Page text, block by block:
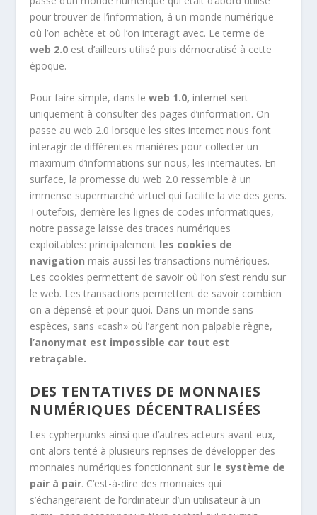
pour trouver de l’information, à un monde numérique
où l’on achète et où l’on interagit avec. Le terme de
web 2.0 est d’ailleurs utilisé puis démocratisé à cette
époque.
Pour faire simple, dans leweb 1.0, internet sert
uniquement à consulter des pages d’information. On
passe au web 2.0 lorsque les sites internet nous font
interagir de différentes manières pour collecter un
maximum d’informations sur nous, les internautes. En
surface, la promesse du web 2.0 ressemble à un
immense supermarché virtuel qui facilite la vie des gens.
Toutefois, derrière les lignes de codes informatiques,
notre passage laisse des traces numériques
exploitables: principalement les cookies de
navigation mais aussi les transactions numériques.
Les cookies permettent de savoir où l’on s’est rendu sur
le web. Les transactions permettent de savoir combien
on a dépensé et pour quoi. Dans un monde sans
espèces, sans «cash» où l’argent non palpable règne,
l’anonymat est impossible car tout est
retraçable.
DES TENTATIVES DE MONNAIES
NUMÉRIQUES DÉCENTRALISÉES
Les cypherpunks ainsi que d’autres acteurs avant eux,
ont alors tenté à plusieurs reprises de développer des
monnaies numériques fonctionnant sur le système de
pair à pair. C’est-à-dire des monnaies qui
s’échangeraient de l’ordinateur d’un utilisateur à un